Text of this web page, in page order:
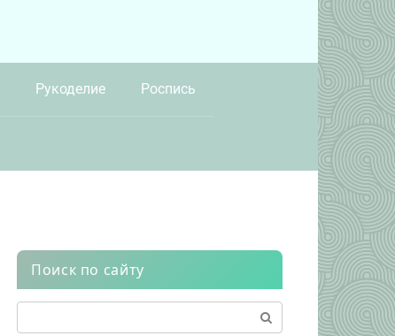
Рукоделие Роспись
Поиск по сайту